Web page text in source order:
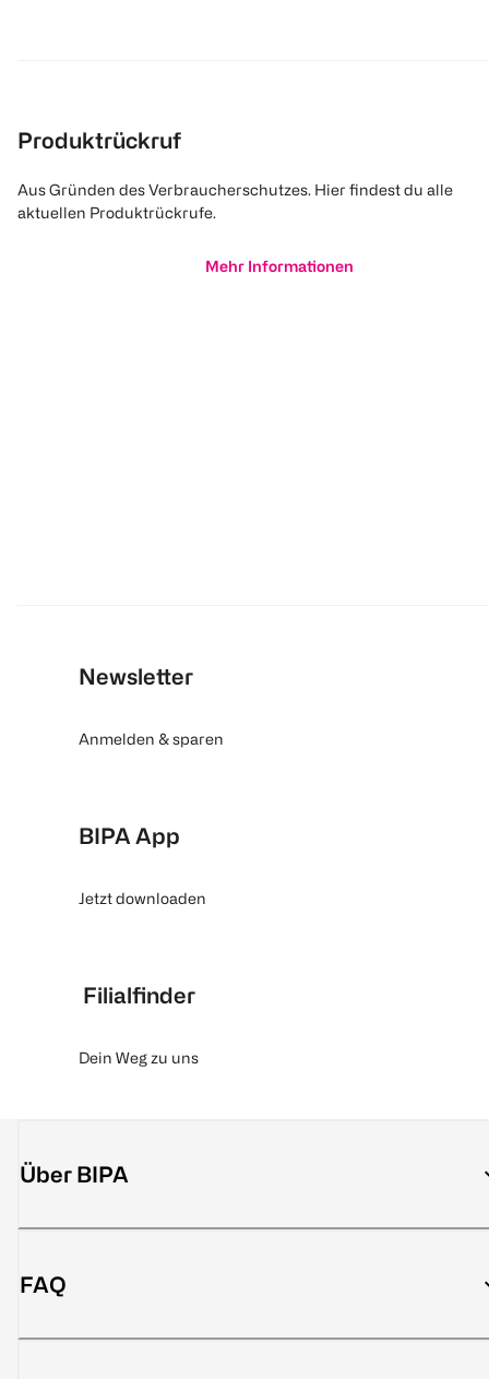
Produktrückruf
Aus Gründen des Verbraucherschutzes. Hier findest du alle
aktuellen Produktrückrufe.
Mehr Informationen
Newsletter
Anmelden & sparen
BIPA App
Jetzt downloaden
Filialfinder
Dein Weg zu uns
Über BIPA
FAQ